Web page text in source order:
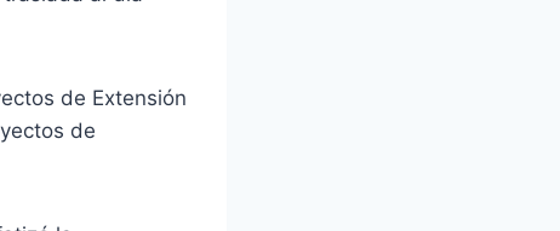
de Extensión
de